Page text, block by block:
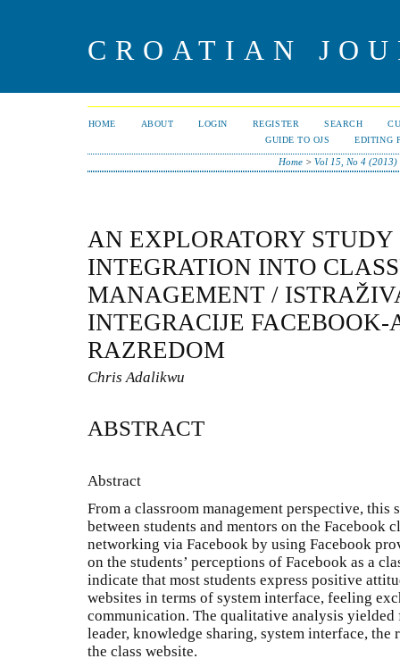
CROATIAN
HOME ABOUT LOGIN REGISTER SEARCH
GUIDE TO OJS
EDITING
Home> Vol 15, No 4 (2013)
AN EXPLORATORY STUDY
INTEGRATION INTO
MANAGEMENT /
INTEGRACIJE FACEBOOK-
RAZREDOM
Chris Adalikwu
ABSTRACT
Abstract
From a classroom management perspective,
between students and mentors on the Facebook
networking via Facebook by using Facebook
on the students’ perceptions of Facebook as a
indicate that most students express positive
websites in terms of system interface, feeling
communication. The qualitative analysis yielded
leader, knowledge sharing, system interface,
the class website.